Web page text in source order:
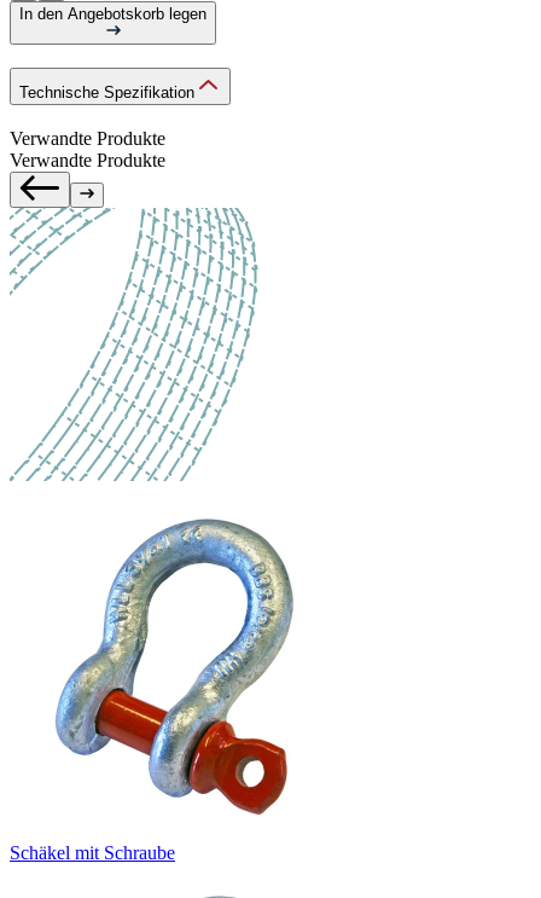
In den Angebotskorb legen
Technische Spezifikation
Verwandte Produkte
Verwandte Produkte
Schäkel mit Schraube